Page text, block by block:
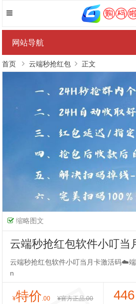
网站导航
首页 云端秒抢红包 正文
缩略图文
云端秒抢红包软件小叮当
云端秒抢红包软件小叮当月卡激活码☁️
n
¥特价.00 ¥官方正品.00
446